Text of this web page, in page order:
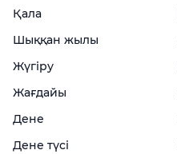
Қала
Шыққан жылы
Жүгіру
Жағдайы
Дене
Дене түсі